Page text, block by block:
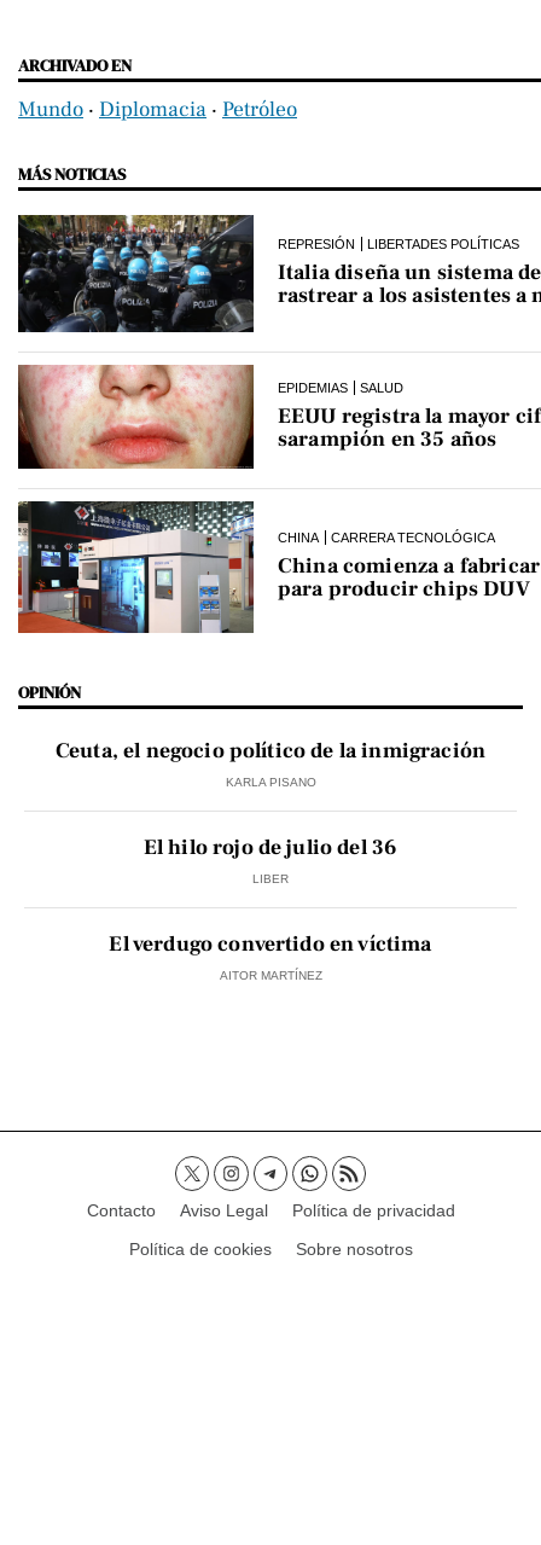
ARCHIVADO EN
Mundo ‧ Diplomacia ‧ Petróleo
MÁS NOTICIAS
REPRESIÓN LIBERTADES POLÍTICAS
Italia diseña un sistema
rastrear a los asistentes a
EPIDEMIAS SALUD
EEUU registra la mayor
sarampión en 35 años
CHINA CARRERA TECNOLÓGICA
China comienza a
para producir chips DUV
OPINIÓN
Ceuta, el negocio político de la inmigración
KARLA PISANO
El hilo rojo de julio del 36
LIBER
El verdugo convertido en víctima
AITOR MARTÍNEZ
Contacto Aviso Legal
Política de privacidad
Política de cookies
Sobre nosotros